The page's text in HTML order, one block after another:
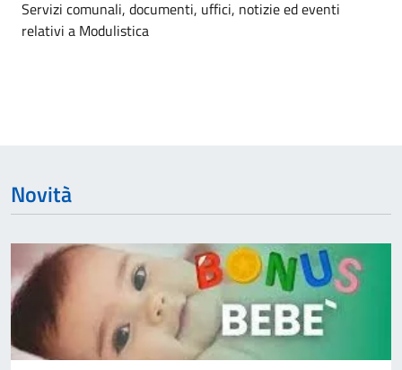
Dettagli dell'argomento
Servizi comunali, documenti, uffici, notizie ed eventi
relativi a Modulistica
Novità